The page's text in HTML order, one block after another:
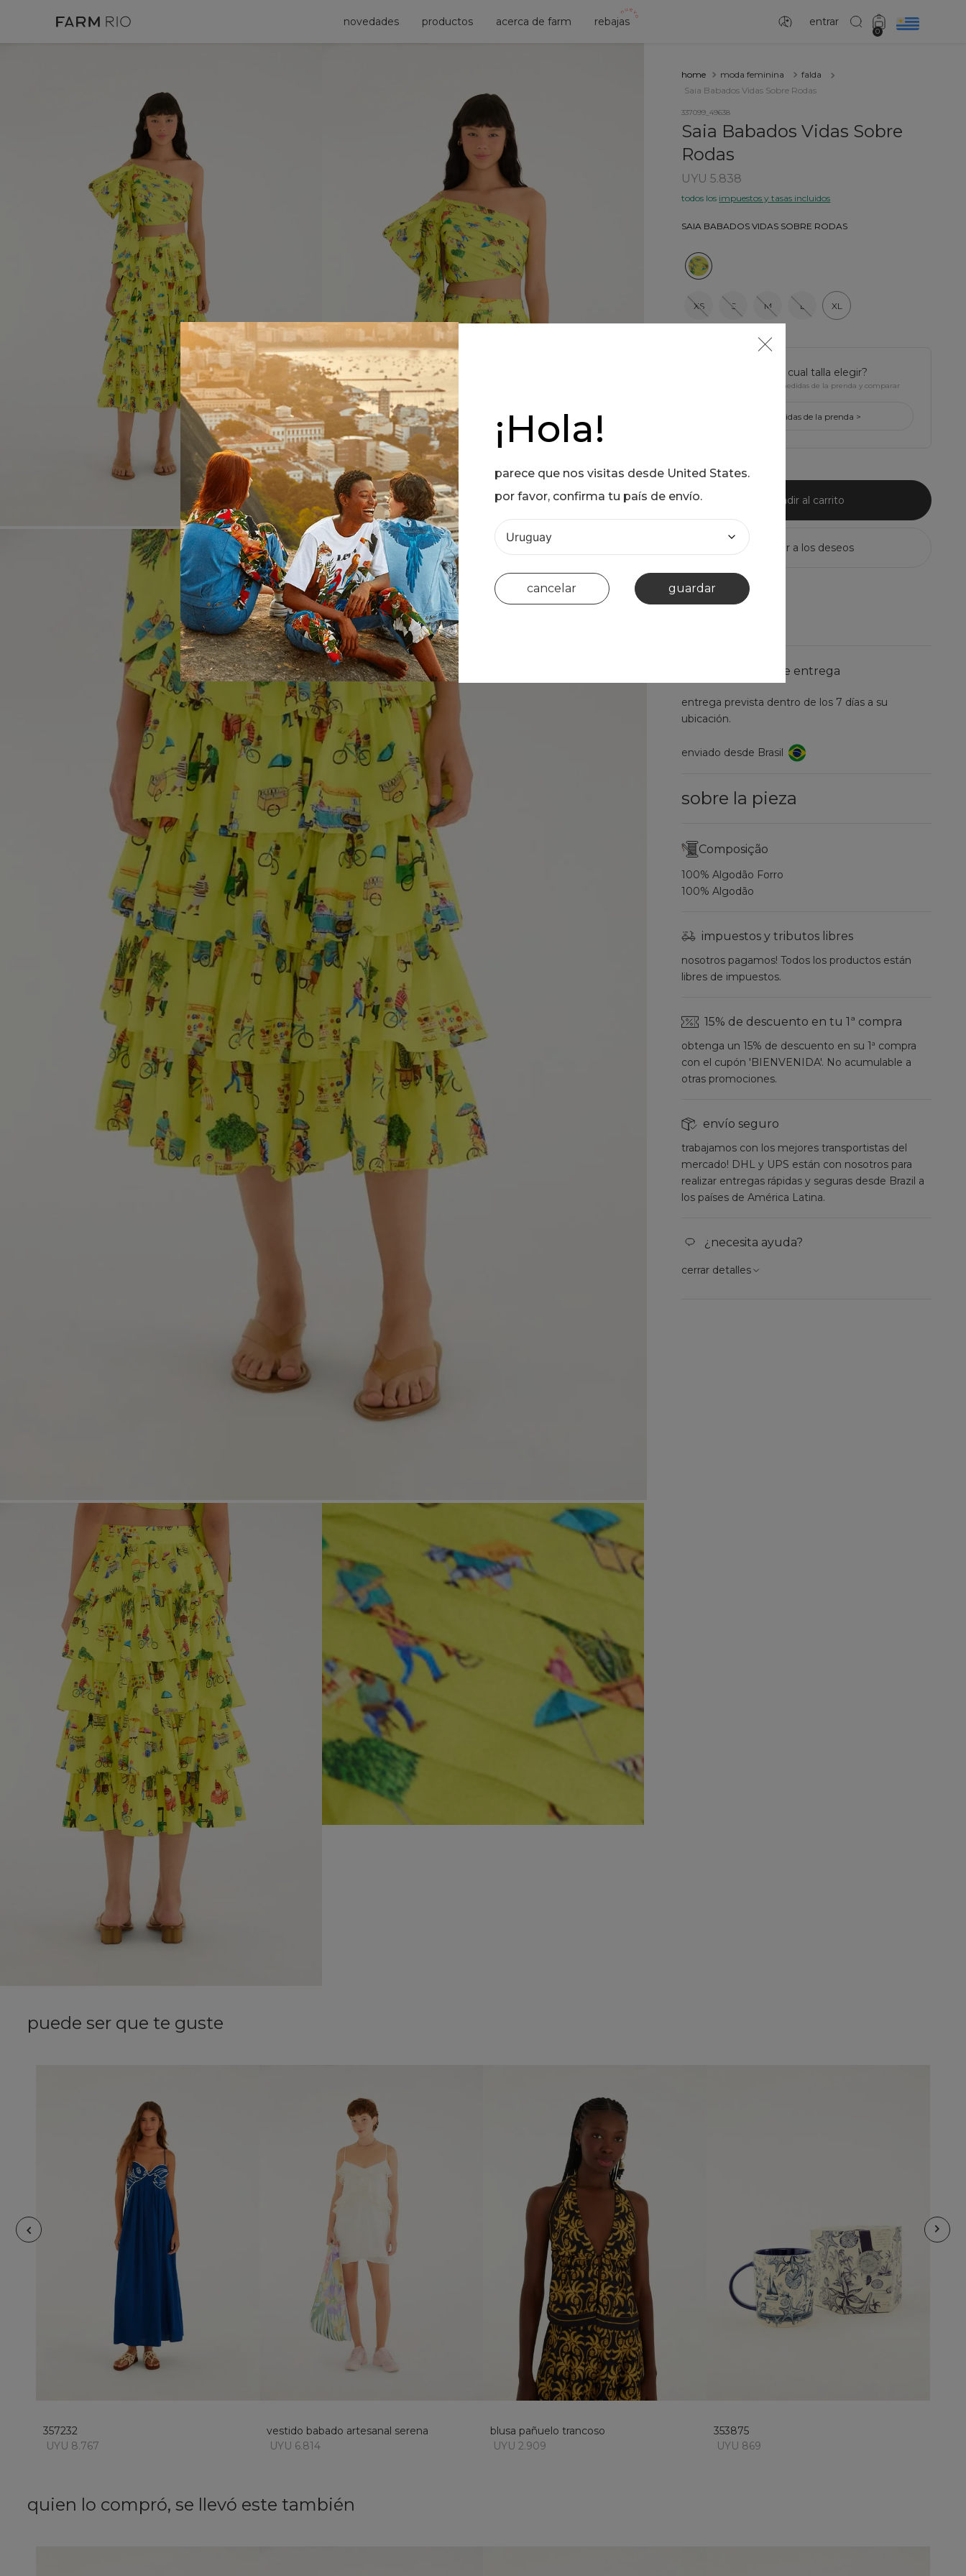
novedades productos acerca de farm rebajas entrar
0
¡Hola!
parece que nos visitas desde United States.
por favor, confirma tu país de envío.
cancelar guardar
moda feminina
falda
Saia Babados Vidas Sobre Rodas
337099_49638
Saia Babados Vidas Sobre
Rodas
UYU 5.838
todos los impuestos y tasas incluidos
SAIA BABADOS VIDAS SOBRE RODAS
XS S M L XL
¿tienes dudas de cual talla elegir?
Haz click para ver Las medidas de la prenda y comparar
ver medidas de la prenda >
añadir al carrito
información de entrega
entrega prevista dentro de los 7 días a su
ubicación.
enviado desde Brasil
sobre la pieza
Composição
100% Algodão Forro
100% Algodão
impuestos y tributos libres
nosotros pagamos! Todos los productos están
libres de impuestos.
15% de descuento en tu 1ª compra
obtenga un 15% de descuento en su 1ª compra
con el cupón 'BIENVENIDA'. No acumulable a
otras promociones.
envío seguro
trabajamos con los mejores transportistas del
mercado! DHL y UPS están con nosotros para
realizar entregas rápidas y seguras desde Brazil a
los países de América Latina.
¿necesita ayuda?
cerrar detalles
puede ser que te guste
añadir al carrito
357232
UYU 8.767
añadir al carrito
vestido babado artesanal serena
UYU 6.814
XL
M L
añadir al carrito
blusa pañuelo trancoso
UYU 2.909
353875
UYU 869
quien lo compró, se llevó este también